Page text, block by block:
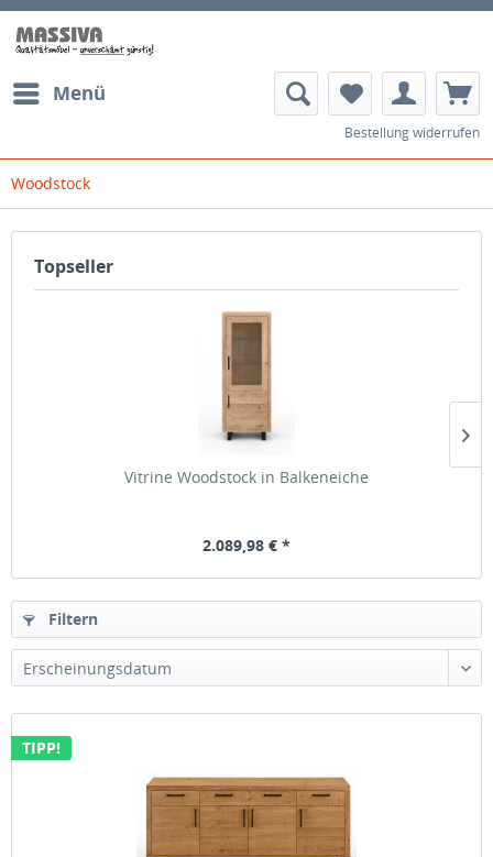
Menü
Bestellung widerrufen
Woodstock
Topseller
Vitrine Woodstock in Balkeneiche
2.089,98 € *
Filtern
TIPP!